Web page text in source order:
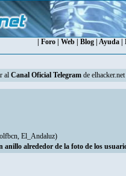
Foro Web Blog Ayuda
al Canal Oficial Telegramde elhacker.net
, El_Andaluz)
anillo alrededor de la foto de los